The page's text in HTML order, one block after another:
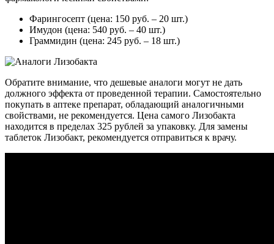
Фарингосепт (цена: 150 руб. – 20 шт.)
Имудон (цена: 540 руб. – 40 шт.)
Граммидин (цена: 245 руб. – 18 шт.)
Обратите внимание, что дешевые аналоги могут не дать
должного эффекта от проведенной терапии. Самостоятельно
покупать в аптеке препарат, обладающий аналогичными
свойствами, не рекомендуется. Цена самого Лизобакта
находится в пределах 325 рублей за упаковку. Для замены
таблеток Лизобакт, рекомендуется отправиться к врачу.